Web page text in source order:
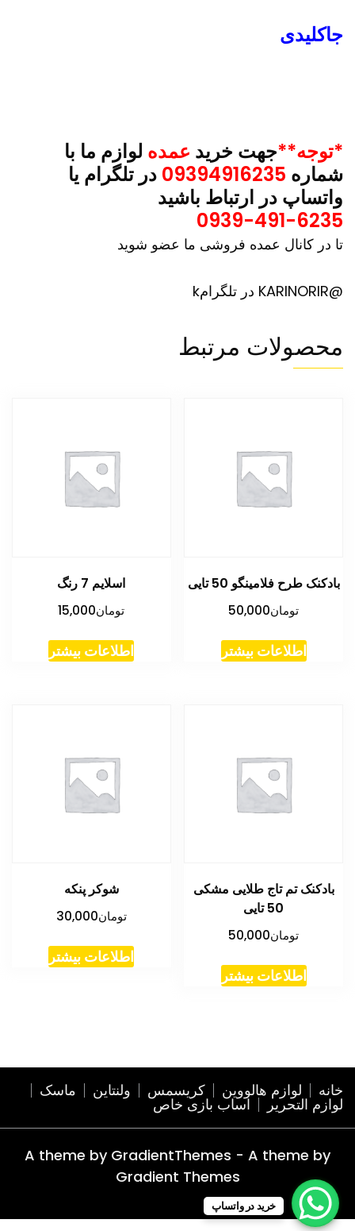
جاکلیدی
*توجه**جهت خرید عمده لوازم ما با
شماره
در تلگرام یا
واتساپ در ارتباط باشید
0939-491-6235
تا در کانال عمده فروشی ما عضو شوید
@KARINORIR در تلگرامk
محصولات مرتبط
بادکنک طرح فلامینگو 50 تایی
تومان50,000
اطلاعات بیشتر
اسلایم 7 رنگ
تومان15,000
اطلاعات بیشتر
بادکنک تم تاج طلایی مشکی
50 تایی
تومان50,000
اطلاعات بیشتر
شوکر پنکه
تومان30,000
اطلاعات بیشتر
خانه لوازم هالووین کریسمس ولنتاین ماسک
لوازم التحریر اساب بازی خاص
A theme by GradientThemes - A theme by
Gradient Themes
خرید در واتساپ